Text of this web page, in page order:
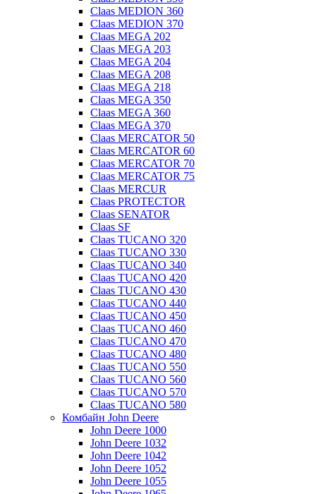
Claas MEDION 360
Claas MEDION 370
Claas MEGA 202
Claas MEGA 203
Claas MEGA 204
Claas MEGA 208
Claas MEGA 218
Claas MEGA 350
Claas MEGA 360
Claas MEGA 370
Claas MERCATOR 50
Claas MERCATOR 60
Claas MERCATOR 70
Claas MERCATOR 75
Claas MERCUR
Claas PROTECTOR
Claas SENATOR
Claas SF
Claas TUCANO 320
Claas TUCANO 330
Claas TUCANO 340
Claas TUCANO 420
Claas TUCANO 430
Claas TUCANO 440
Claas TUCANO 450
Claas TUCANO 460
Claas TUCANO 470
Claas TUCANO 480
Claas TUCANO 550
Claas TUCANO 560
Claas TUCANO 570
Claas TUCANO 580
Комбайн John Deere
John Deere 1000
John Deere 1032
John Deere 1042
John Deere 1052
John Deere 1055